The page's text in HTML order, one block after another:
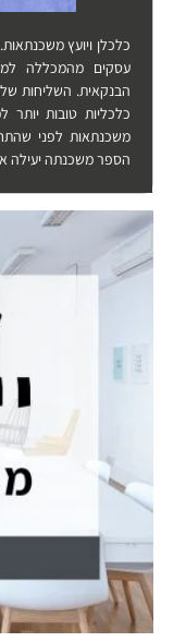
כלכלן ויועץ
עסקים מהמכללה
הבנקאית. השליחות
משכנתאות לפני
הספר משכנתה יעילה